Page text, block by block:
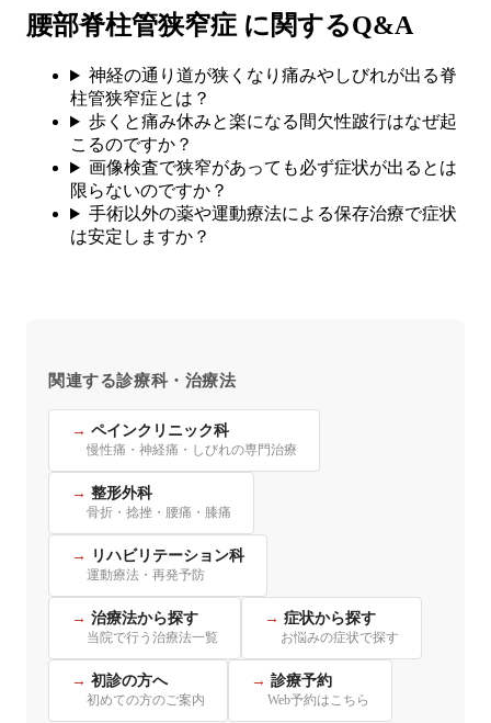
腰部脊柱管狭窄症 に関するQ&A
神経の通り道が狭くなり痛みやしびれが出る脊
柱管狭窄症とは？
歩くと痛み休みと楽になる間欠性跛行はなぜ起
こるのですか？
画像検査で狭窄があっても必ず症状が出るとは
限らないのですか？
手術以外の薬や運動療法による保存治療で症状
は安定しますか？
関連する診療科・治療法
ペインクリニック科
慢性痛・神経痛・しびれの専門治療
整形外科
骨折・捻挫・腰痛・膝痛
リハビリテーション科
運動療法・再発予防
治療法から探す
当院で行う治療法一覧
症状から探す
お悩みの症状で探す
初診の方へ
初めての方のご案内
診療予約
Web予約はこちら